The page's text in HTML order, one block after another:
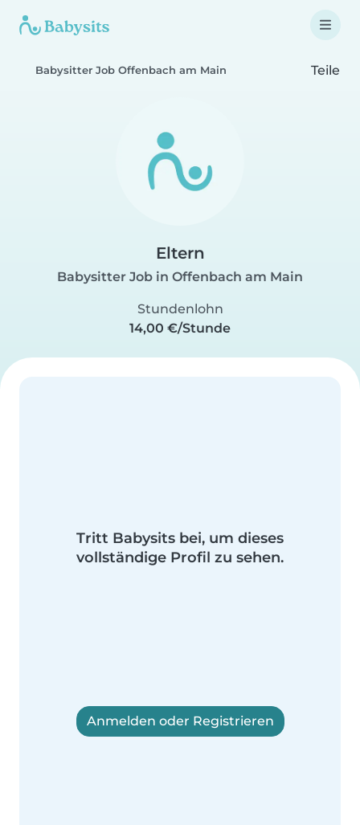
Babysitter Job Offenbach am Main Teile
Eltern
Babysitter Job in Offenbach am Main
Stundenlohn
14,00 €/Stunde
Tritt Babysits bei, um dieses
vollständige Profil zu sehen.
Anmelden oder Registrieren